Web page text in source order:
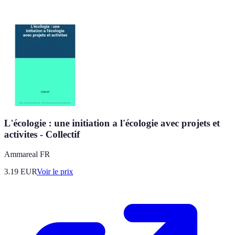
L'écologie : une initiation a l'écologie avec projets et
activites - Collectif
Ammareal FR
3.19 EURVoir le prix